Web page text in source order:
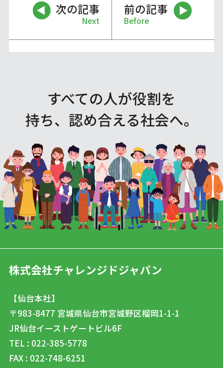
次の記事
Next
前の記事
Before
すべての人が役割を
持ち、認め合える社会へ。
株式会社チャレンジドジャパン
【仙台本社】
〒983-8477 宮城県仙台市宮城野区榴岡1-1-1
JR仙台イーストゲートビル6F
TEL : 022-385-5778
FAX : 022-748-6251